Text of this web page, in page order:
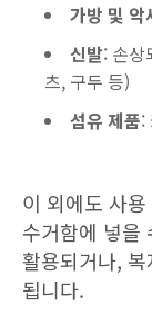
가방 및 악
신발: 손상
츠, 구두 등)
섬유 제품:
이 외에도 사
수거함에 넣을
활용되거나,
됩니다.